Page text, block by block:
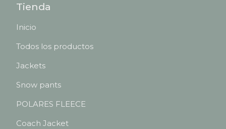
Tienda
Inicio
Todos los productos
Jackets
Snow pants
POLARES FLEECE
Coach Jacket